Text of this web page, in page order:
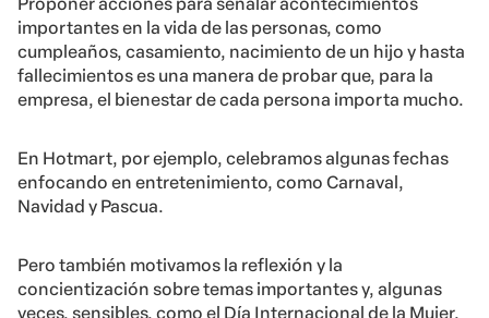
Proponer acciones para señalar acontecimientos
importantes en la vida de las personas, como
cumpleaños, casamiento, nacimiento de un hijo y hasta
fallecimientos es una manera de probar que, para la
empresa, el bienestar de cada persona importa mucho.
En Hotmart, por ejemplo, celebramos algunas fechas
enfocando en entretenimiento, como Carnaval,
Navidad y Pascua.
Pero también motivamos la reflexión y la
concientización sobre temas importantes y, algunas
veces, sensibles, como el Día Internacional de la Mujer,